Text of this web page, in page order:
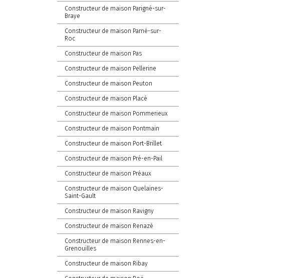
Constructeur de maison Parigné-sur-
Braye
Constructeur de maison Parné-sur-
Roc
Constructeur de maison Pas
Constructeur de maison Pellerine
Constructeur de maison Peuton
Constructeur de maison Placé
Constructeur de maison Pommerieux
Constructeur de maison Pontmain
Constructeur de maison Port-Brillet
Constructeur de maison Pré-en-Pail
Constructeur de maison Préaux
Constructeur de maison Quelaines-
Saint-Gault
Constructeur de maison Ravigny
Constructeur de maison Renazé
Constructeur de maison Rennes-en-
Grenouilles
Constructeur de maison Ribay